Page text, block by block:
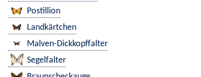
Postillion
Landkärtchen
Malven-Dickkopffalter
Segelfalter